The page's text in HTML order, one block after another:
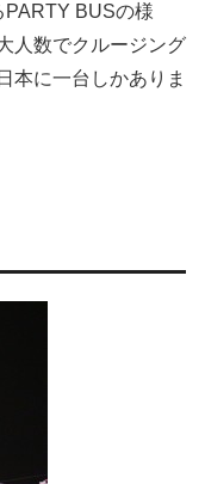
PARTY BUSの様
人数でクルージング
本に一台しかありま